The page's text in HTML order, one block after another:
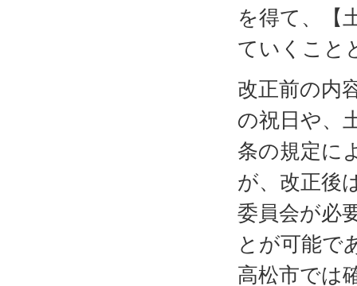
を得て、【
ていくこと
改正前の内
の祝日や、
条の規定に
が、改正後
委員会が必
とが可能で
高松市では